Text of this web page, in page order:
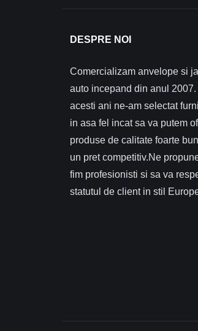
DESPRE NOI
Comercializam anvelope si
auto incepand din anul 2007.
acesti ani ne-am selectat
in asa fel incat sa va putem
produse de calitate foarte
un pret competitiv.Ne
fim profesionisti si sa va
statutul de client in stil